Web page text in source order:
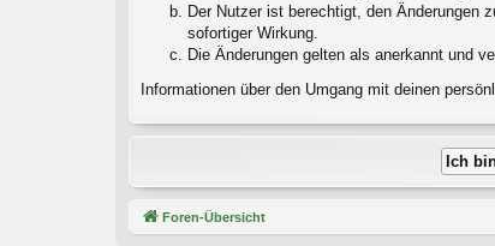
Der Nutzer ist berechtigt, den Änderungen
sofortiger Wirkung.
Die Änderungen gelten als anerkannt und
Informationen über den Umgang mit deinen
Foren-Übersicht